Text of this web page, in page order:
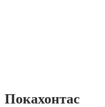
Покахонтас